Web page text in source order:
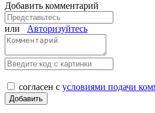
Добавить комментарий
или Авторизуйтесь
согласен с условиями подачи